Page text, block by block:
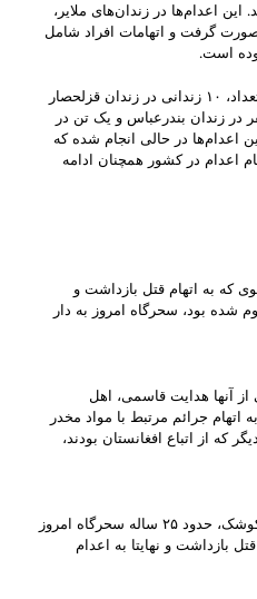
اعدام‌ها در زندان‌های ملایر،
گرفت و اتهامات افراد شامل
است.
به گزارش خبرگزاری هرانا، از این تعداد، ۱۰ زندانی در زندان قزلحصار
در زندان بندرعباس و یک تن در
اعدام‌ها در حالی انجام شده که
اعدام در کشور همچنان ادامه
که به اتهام قتل بازداشت و
شده بود، سحرگاه امروز به دار
آنها هدایت قاسمی، اهل
جرائم مرتبط با مواد مخدر
که از اتباع افغانستان بودند،
یک زندانی به نام پژمان مسعودی کوشک، حدود ۲۵ ساله سحرگاه امروز
بازداشت و نهایتا به اعدام